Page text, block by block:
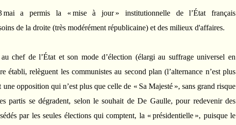
mai a permis la « mise à jour » institutionnelle de l’État français
de la droite (très modérément républicaine) et des milieux d'affaires.
chef de l’État et son mode d’élection (élargi au suffrage universel en
établi, relèguent les communistes au second plan (l’alternance n’est plus
opposition qui n’est plus que celle de « Sa Majesté », sans grand risque
partis se dégradent, selon le souhait de De Gaulle, pour redevenir des
par les seules élections qui comptent, la « présidentielle », puisque le